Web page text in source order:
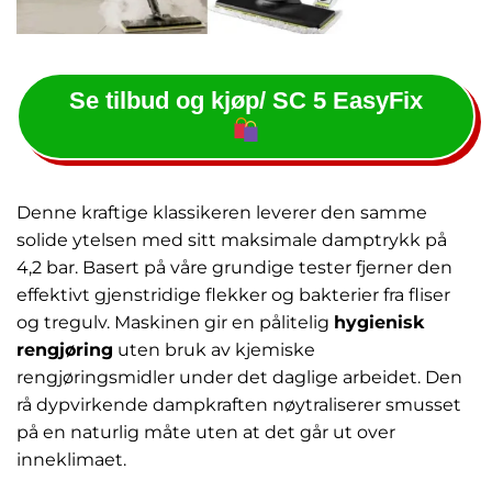
Se tilbud og kjøp/ SC 5 EasyFix
Denne kraftige klassikeren leverer den samme
solide ytelsen med sitt maksimale damptrykk på
4,2 bar. Basert på våre grundige tester fjerner den
effektivt gjenstridige flekker og bakterier fra fliser
og tregulv. Maskinen gir en pålitelig hygienisk
rengjøring uten bruk av kjemiske
rengjøringsmidler under det daglige arbeidet. Den
rå dypvirkende dampkraften nøytraliserer smusset
på en naturlig måte uten at det går ut over
inneklimaet.